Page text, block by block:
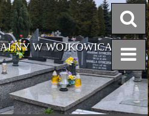
W WOJKOWICACH